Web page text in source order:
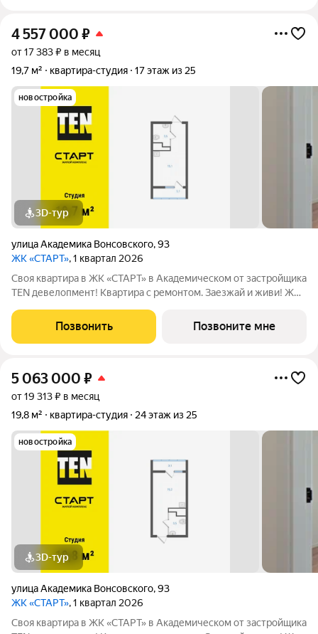
4 557 000 ₽
от 17 383 ₽ в месяц
19,7 м²
квартира-студия 17 этаж из 25
новостройка
3D-тур
улица Академика Вонсовского,93
ЖК «СТАРТ», 1 квартал 2026
Своя квартира в ЖК «СТАРТ» в Академическом от застройщика
TEN девелопмент! Квартира с ремонтом. Заезжай и живи! ЖК
района в границах улиц Вильгельма де Геннина - Краснолесья -
Очеретина -
Позвонить Позвоните мне
5 063 000 ₽
от 19 313 ₽ в месяц
19,8 м²
квартира-студия 24 этаж из 25
новостройка
3D-тур
улица Академика Вонсовского,93
ЖК «СТАРТ», 1 квартал 2026
Своя квартира в ЖК «СТАРТ» в Академическом от застройщика